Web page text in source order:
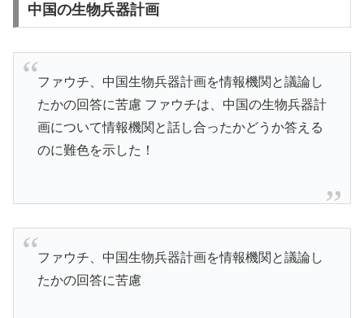
中国の生物兵器計画
ファウチ、中国生物兵器計画を情報機関と議論し
たかの回答に苦慮 ファウチは、中国の生物兵器計
画について情報機関と話し合ったかどうか答える
のに難色を示した！
ファウチ、中国生物兵器計画を情報機関と議論し
たかの回答に苦慮